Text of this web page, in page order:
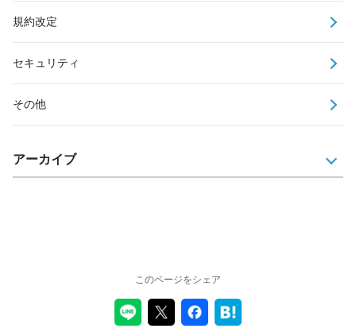
規約改定
セキュリティ
その他
アーカイブ
このページをシェア